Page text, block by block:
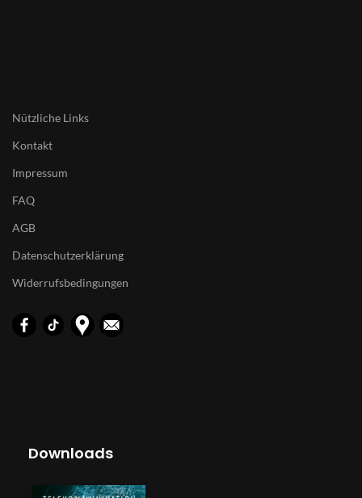
Nützliche Links
Kontakt
Impressum
FAQ
AGB
Datenschutzerklärung
Widerrufsbedingungen
Downloads